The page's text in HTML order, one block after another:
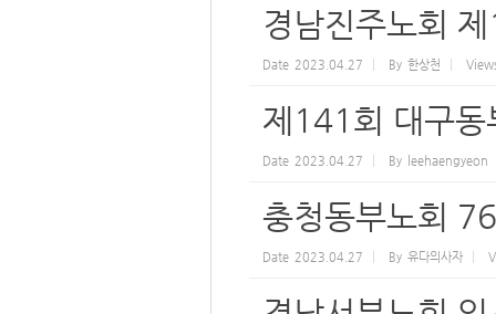
경남진주노회
Date 2023.04.27 By 한상천
제141회 대구동
Date 2023.04.27 By leehaengyeon
충청동부노회
Date 2023.04.27 By 유다의사자